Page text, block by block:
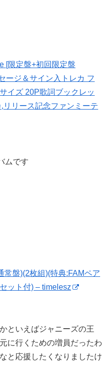
[限定盤+初回限定盤
ージ＆サイン入トレカ フ
イズ 20P歌詞ブックレッ
リリース記念ファンミーテ
ムです
常盤)(2枚組)(特典:FAMペア
ット付) – timelesz
といえばジャニーズの王
に行くための増員だったわ
と応援したくなりましたけ